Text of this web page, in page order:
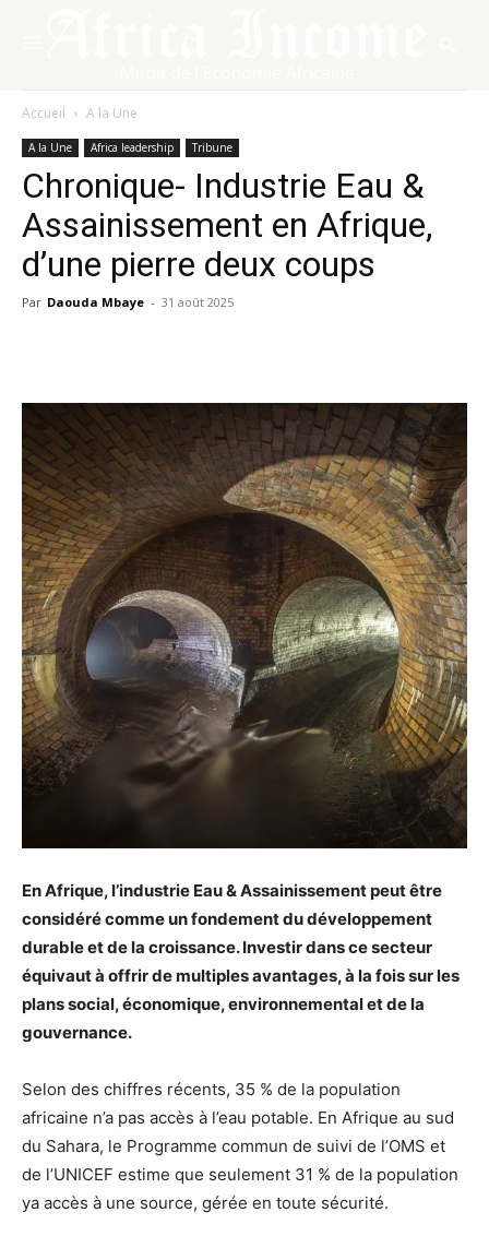
Accueil A la Une
A la Une Africa leadership Tribune
Chronique- Industrie Eau &
Assainissement en Afrique,
d’une pierre deux coups
Par Daouda Mbaye - 31 août 2025
En Afrique, l’industrie Eau & Assainissement peut être
considéré comme unfondement du développement
durable et de la croissance. Investir dans ce secteur
équivaut à offrir de multiples avantages, à la fois sur les
plans social, économique, environnemental et de la
gouvernance.
Selon des chiffres récents, 35 % de la population
africaine n’a pas accès à l’eau potable. En Afrique au sud
du Sahara, le Programme commun de suivi de l’OMS et
de l’UNICEF estime que seulement 31 % de la population
ya accès à une source, gérée en toute sécurité.